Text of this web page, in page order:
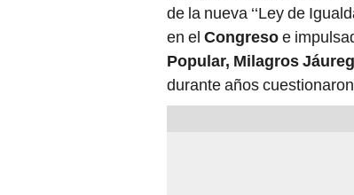
de la nueva ‘‘Ley de
en el Congresoe
Popular, Milagros
durante años